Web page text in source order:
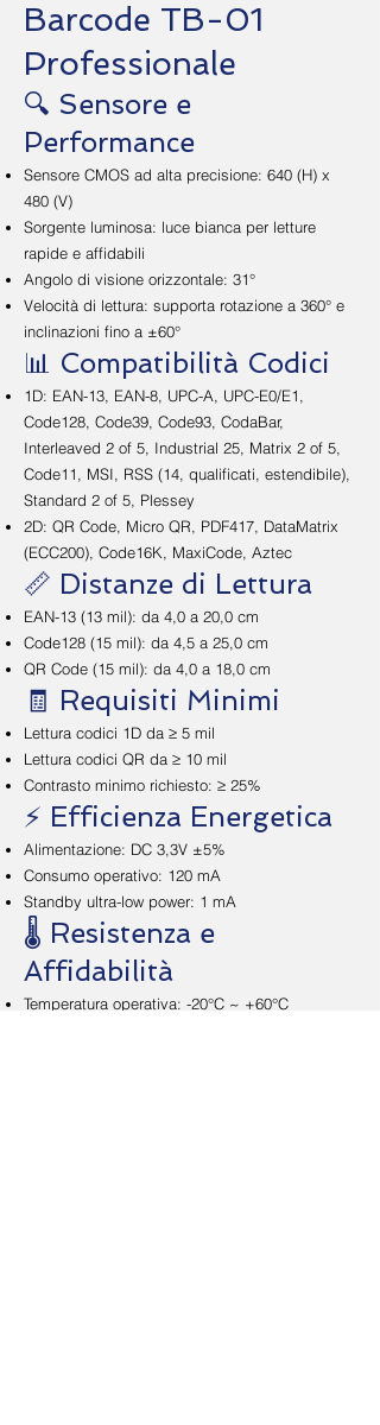
Barcode TB-01
Professionale
🔍 Sensore e
Performance
Sensore CMOS ad alta precisione: 640 (H) x
480 (V)
Sorgente luminosa: luce bianca per letture
rapide e affidabili
Angolo di visione orizzontale: 31°
Velocità di lettura: supporta rotazione a 360° e
inclinazioni fino a ±60°
📊 Compatibilità Codici
1D: EAN-13, EAN-8, UPC-A, UPC-E0/E1,
Code128, Code39, Code93, CodaBar,
Interleaved 2 of 5, Industrial 25, Matrix 2 of 5,
Code11, MSI, RSS (14, qualificati, estendibile),
Standard 2 of 5, Plessey
2D: QR Code, Micro QR, PDF417, DataMatrix
(ECC200), Code16K, MaxiCode, Aztec
📏 Distanze di Lettura
EAN-13 (13 mil): da 4,0 a 20,0 cm
Code128 (15 mil): da 4,5 a 25,0 cm
QR Code (15 mil): da 4,0 a 18,0 cm
🧾 Requisiti Minimi
Lettura codici 1D da ≥ 5 mil
Lettura codici QR da ≥ 10 mil
Contrasto minimo richiesto: ≥ 25%
⚡ Efficienza Energetica
Alimentazione: DC 3,3V ±5%
Consumo operativo: 120 mA
Standby ultra-low power: 1 mA
🌡️ Resistenza e
Affidabilità
Temperatura operativa: -20°C ~ +60°C